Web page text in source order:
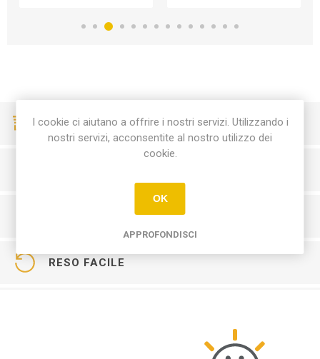
CONSEGNE VELOCI
SERVIZIO CLIENTI
RESO FACILE
I cookie ci aiutano a offrire i nostri servizi. Utilizzando i
nostri servizi, acconsentite al nostro utilizzo dei
cookie.
OK
APPROFONDISCI